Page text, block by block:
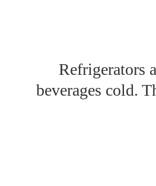
Refrigerators
beverages cold.